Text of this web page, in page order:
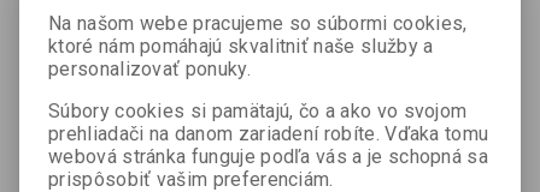
Na našom webe pracujeme so súbormi cookies,
ktoré nám pomáhajú skvalitniť naše služby a
personalizovať ponuky.
Súbory cookies si pamätajú, čo a ako vo svojom
prehliadači na danom zariadení robíte. Vďaka tomu
webová stránka funguje podľa vás a je schopná sa
prispôsobiť vašim preferenciám.